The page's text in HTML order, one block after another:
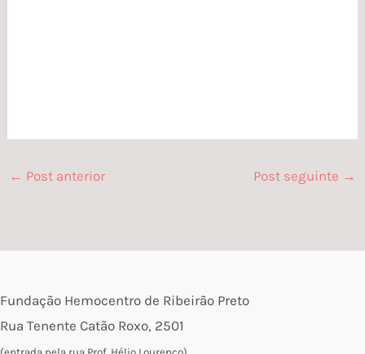
← Post anterior Post seguinte →
Fundação Hemocentro de Ribeirão Preto
Rua Tenente Catão Roxo, 2501